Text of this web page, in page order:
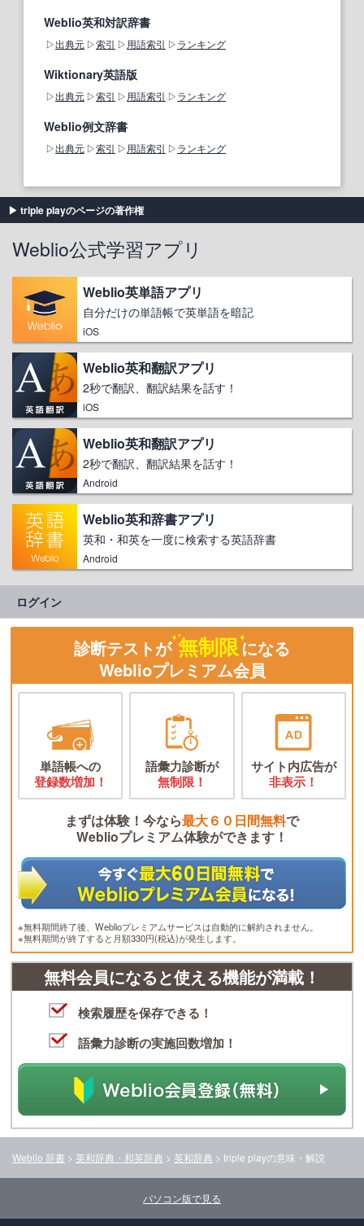
Weblio英和対訳辞書
出典元 索引 用語索引 ランキング
Wiktionary英語版
出典元 索引 用語索引 ランキング
Weblio例文辞書
出典元 索引 用語索引 ランキング
triple playのページの著作権
Weblio公式学習アプリ
Weblio英単語アプリ
自分だけの単語帳で英単語を暗記
iOS
Weblio英和翻訳アプリ
2秒で翻訳、翻訳結果を話す！
iOS
Weblio英和翻訳アプリ
2秒で翻訳、翻訳結果を話す！
Android
Weblio英和辞書アプリ
英和・和英を一度に検索する英語辞書
Android
ログイン
診断テストが 無制限になる
Weblioプレミアム会員
単語帳への
登録数増加！
語彙力診断が
無制限！
サイト内広告が
非表示！
まずは体験！今なら最大６０日間無料で
Weblioプレミアム体験ができます！
※無料期間終了後、Weblioプレミアムサービスは自動的に解約されません。
※無料期間が終了すると月額330円(税込)が発生します。
無料会員になると使える機能が満載！
検索履歴を保存できる！
語彙力診断の実施回数増加！
Weblio 辞書 > 英和辞典・和英辞典 > 英和辞典 > triple playの意味・解説
パソコン版で見る